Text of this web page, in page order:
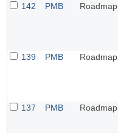
142
PMB Roadmap
139
PMB Roadmap
137
PMB Roadmap